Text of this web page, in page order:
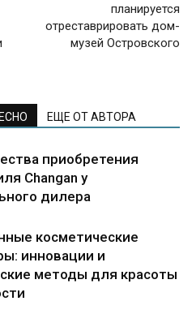
планируется
отреставрировать дом-
музей Островского
ЕЩЕ ОТ АВТОРА
приобретения
Changan у
дилера
косметические
инновации и
методы для красоты